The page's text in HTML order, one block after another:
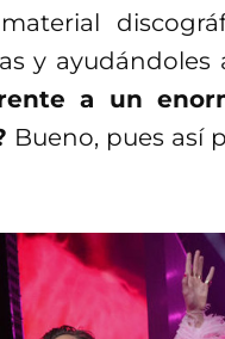
y ayudándoles
a un
Bueno, pues así